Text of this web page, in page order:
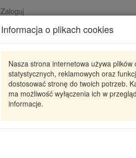
Zaloguj
Informacja o plikach cookies
Nasza strona internetowa używa
statystycznych, reklamowych oraz
dostosować stronę do twoich potrzeb.
ma możliwość wyłączenia ich w
informacje.
Karta
JBC0468
JBC0468 KMK